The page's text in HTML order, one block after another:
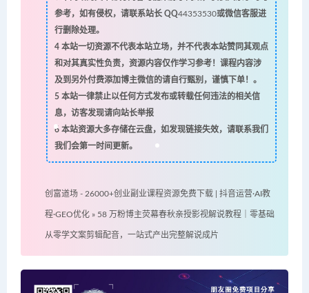
参考，如有侵权，请联系站长 QQ44353530或微信客服进
行删除处理。
4本站一切资源不代表本站立场，并不代表本站赞同其观点
和对其真实性负责，资源内容仅作学习参考！课程内容涉
及到另外付费添加博主微信的请自行甄别，谨慎下单！。
5本站一律禁止以任何方式发布或转载任何违法的相关信
息，访客发现请向站长举报
6本站资源大多存储在云盘，如发现链接失效，请联系我们
我们会第一时间更新。
创富道场 - 26000+创业副业课程资源免费下载 | 抖音运营·AI教
程·GEO优化 » 58 万粉博主荧幕春秋亲授影视解说教程｜零基础
从零学文案剪辑配音，一站式产出完整解说成片